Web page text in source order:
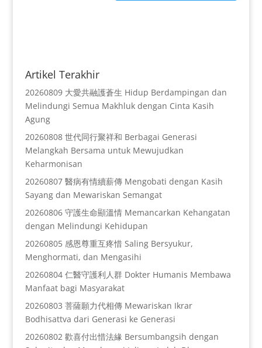
Artikel Terakhir
20260809 大愛共融護蒼生 Hidup Berdampingan dan
Melindungi Semua Makhluk dengan Cinta Kasih
Agung
20260808 世代同行聚祥和 Berbagai Generasi
Melangkah Bersama untuk Mewujudkan
Keharmonisan
20260807 醫病有情續薪傳 Mengobati dengan Kasih
Sayang dan Mewariskan Semangat
20260806 守護生命顯溫情 Memancarkan Kehangatan
dengan Melindungi Kehidupan
20260805 感恩尊重互疼惜 Saling Bersyukur,
Menghormati, dan Mengasihi
20260804 仁醫守護利人群 Dokter Humanis Membawa
Manfaat bagi Masyarakat
20260803 菩薩願力代相傳 Mewariskan Ikrar
Bodhisattva dari Generasi ke Generasi
20260802 歡喜付出惜法緣 Bersumbangsih dengan